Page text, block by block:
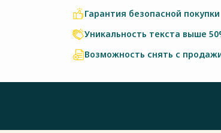
Гарантия безопасной покупки
Уникальность текста выше
Возможность снять с